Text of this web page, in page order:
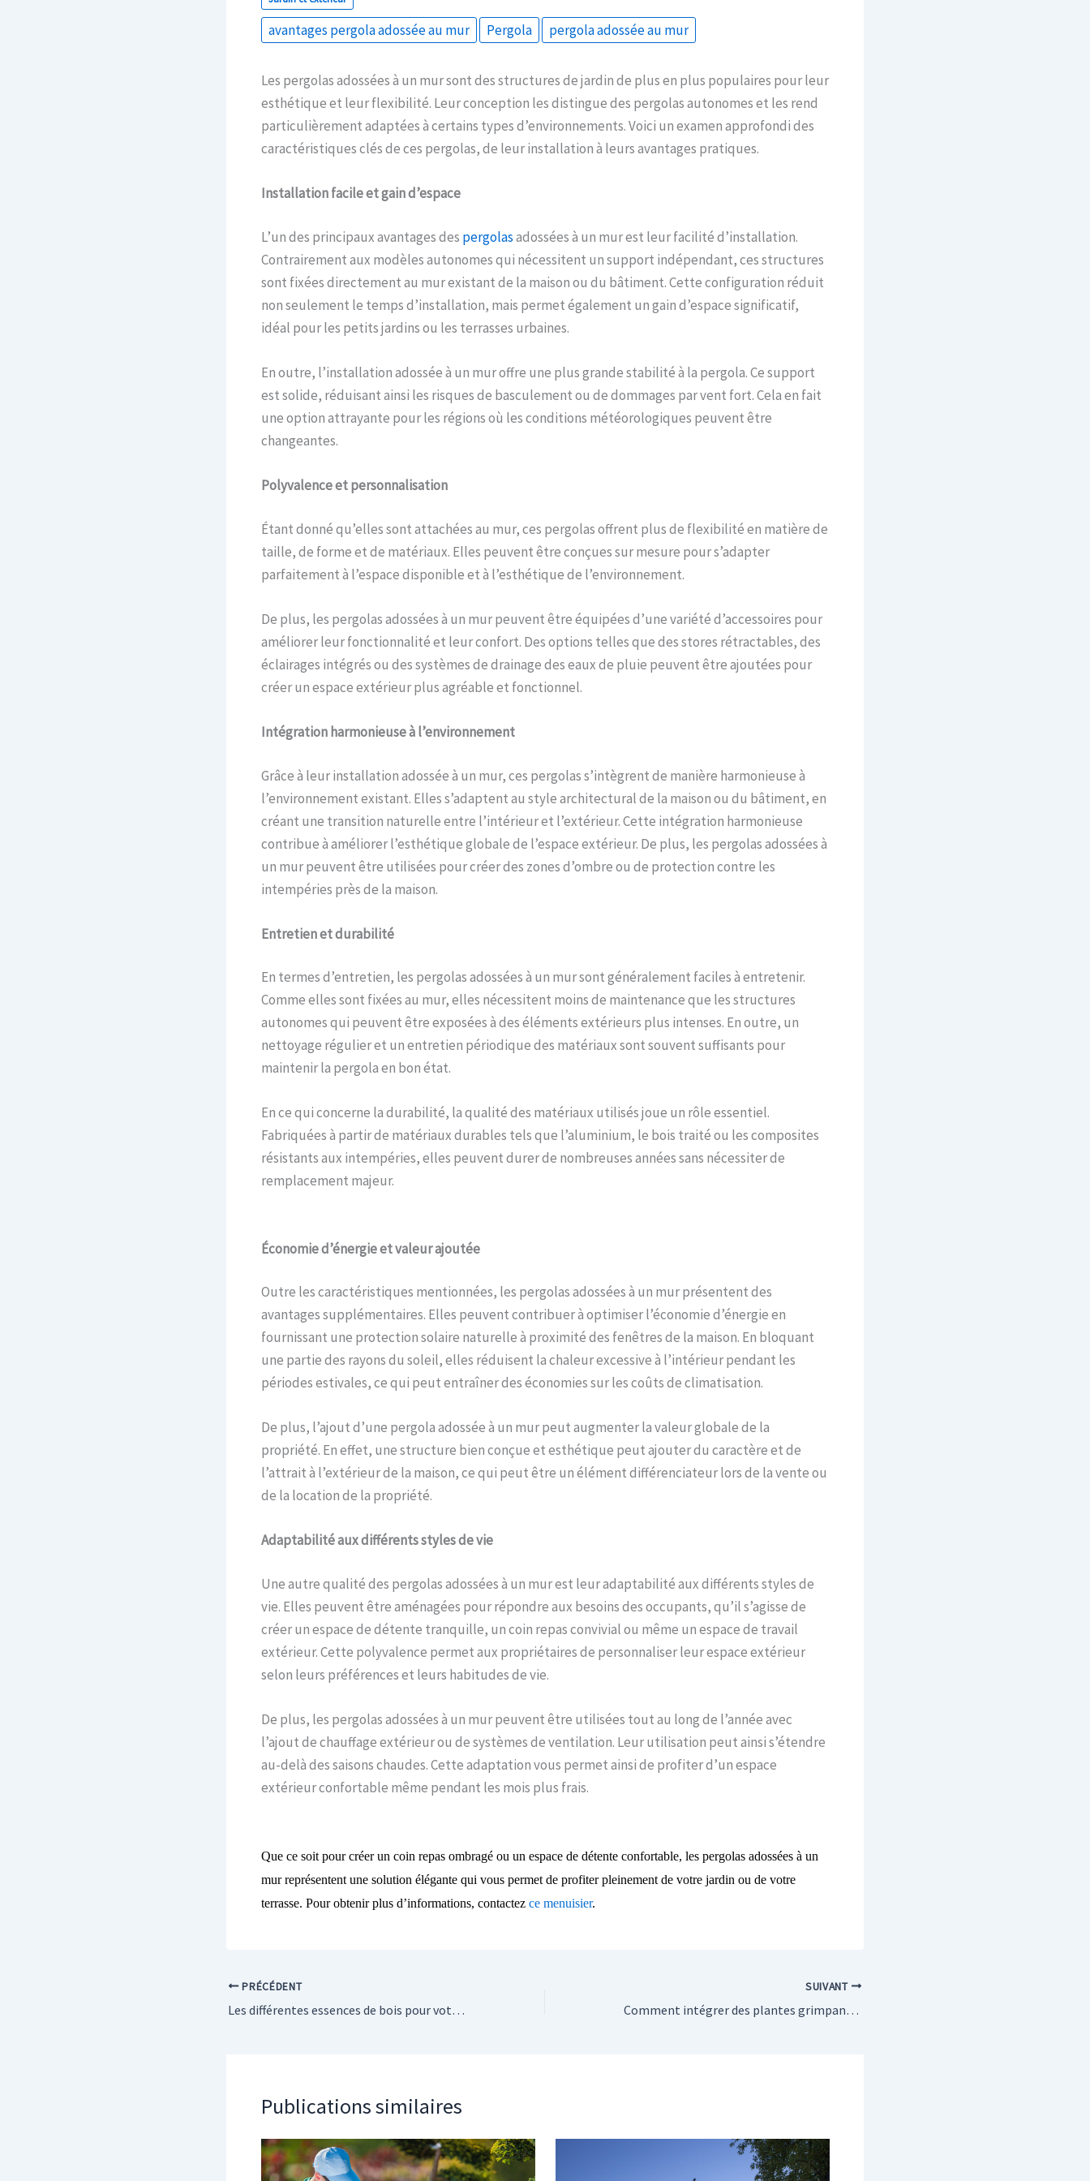
avantages pergola adossée au mur Pergola pergola adossée au mur
Les pergolas adossées à un mur sont des structures de jardin de plus en plus populaires pour leur
esthétique et leur flexibilité. Leur conception les distingue des pergolas autonomes et les rend
particulièrement adaptées à certains types d’environnements. Voici un examen approfondi des
caractéristiques clés de ces pergolas, de leur installation à leurs avantages pratiques.
Installation facile et gain d’espace
L’un des principaux avantages des pergolasadossées à un mur est leur facilité d’installation.
Contrairement aux modèles autonomes qui nécessitent un support indépendant, ces structures
sont fixées directement au mur existant de la maison ou du bâtiment. Cette configuration réduit
non seulement le temps d’installation, mais permet également un gain d’espace significatif,
idéal pour les petits jardins ou les terrasses urbaines.
En outre, l’installation adossée à un mur offre une plus grande stabilité à la pergola. Ce support
est solide, réduisant ainsi les risques de basculement ou de dommages par vent fort. Cela en fait
une option attrayante pour les régions où les conditions météorologiques peuvent être
changeantes.
Polyvalence et personnalisation
Étant donné qu’elles sont attachées au mur, ces pergolas offrent plus de flexibilité en matière de
taille, de forme et de matériaux. Elles peuvent être conçues sur mesure pour s’adapter
parfaitement à l’espace disponible et à l’esthétique de l’environnement.
De plus, les pergolas adossées à un mur peuvent être équipées d’une variété d’accessoires pour
améliorer leur fonctionnalité et leur confort. Des options telles que des stores rétractables, des
éclairages intégrés ou des systèmes de drainage des eaux de pluie peuvent être ajoutées pour
créer un espace extérieur plus agréable et fonctionnel.
Intégration harmonieuse à l’environnement
Grâce à leur installation adossée à un mur, ces pergolas s’intègrent de manière harmonieuse à
l’environnement existant. Elles s’adaptent au style architectural de la maison ou du bâtiment, en
créant une transition naturelle entre l’intérieur et l’extérieur. Cette intégration harmonieuse
contribue à améliorer l’esthétique globale de l’espace extérieur. De plus, les pergolas adossées à
un mur peuvent être utilisées pour créer des zones d’ombre ou de protection contre les
intempéries près de la maison.
Entretien et durabilité
En termes d’entretien, les pergolas adossées à un mur sont généralement faciles à entretenir.
Comme elles sont fixées au mur, elles nécessitent moins de maintenance que les structures
autonomes qui peuvent être exposées à des éléments extérieurs plus intenses. En outre, un
nettoyage régulier et un entretien périodique des matériaux sont souvent suffisants pour
maintenir la pergola en bon état.
En ce qui concerne la durabilité, la qualité des matériaux utilisés joue un rôle essentiel.
Fabriquées à partir de matériaux durables tels que l’aluminium, le bois traité ou les composites
résistants aux intempéries, elles peuvent durer de nombreuses années sans nécessiter de
remplacement majeur.
Économie d’énergie et valeur ajoutée
Outre les caractéristiques mentionnées, les pergolas adossées à un mur présentent des
avantages supplémentaires. Elles peuvent contribuer à optimiser l’économie d’énergie en
fournissant une protection solaire naturelle à proximité des fenêtres de la maison. En bloquant
une partie des rayons du soleil, elles réduisent la chaleur excessive à l’intérieur pendant les
périodes estivales, ce qui peut entraîner des économies sur les coûts de climatisation.
De plus, l’ajout d’une pergola adossée à un mur peut augmenter la valeur globale de la
propriété. En effet, une structure bien conçue et esthétique peut ajouter du caractère et de
l’attrait à l’extérieur de la maison, ce qui peut être un élément différenciateur lors de la vente ou
de la location de la propriété.
Adaptabilité aux différents styles de vie
Une autre qualité des pergolas adossées à un mur est leur adaptabilité aux différents styles de
vie. Elles peuvent être aménagées pour répondre aux besoins des occupants, qu’il s’agisse de
créer un espace de détente tranquille, un coin repas convivial ou même un espace de travail
extérieur. Cette polyvalence permet aux propriétaires de personnaliser leur espace extérieur
selon leurs préférences et leurs habitudes de vie.
De plus, les pergolas adossées à un mur peuvent être utilisées tout au long de l’année avec
l’ajout de chauffage extérieur ou de systèmes de ventilation. Leur utilisation peut ainsi s’étendre
au-delà des saisons chaudes. Cette adaptation vous permet ainsi de profiter d’un espace
extérieur confortable même pendant les mois plus frais.
Que ce soit pour créer un coin repas ombragé ou un espace de détente confortable, les pergolas adossées à un
murreprésententune solution élégante qui vous permet de profiter pleinement de votrejardin ou de votre
terrasse. Pourobtenirplus d’informations, contactez ce menuisier.
PRÉCÉDENT
Les différentes essences de bois pour votre plancher
SUIVANT
Comment intégrer des plantes grimpantes dans le design de votre pergola ?
Publications similaires